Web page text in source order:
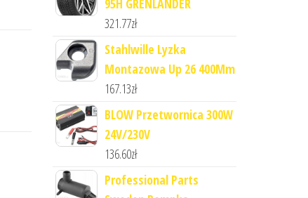
95H GRENLANDER
321.77zł
Stahlwille Lyzka
Montazowa Up 26 400Mm
167.13zł
BLOW Przetwornica 300W
24V/230V
136.60zł
Professional Parts